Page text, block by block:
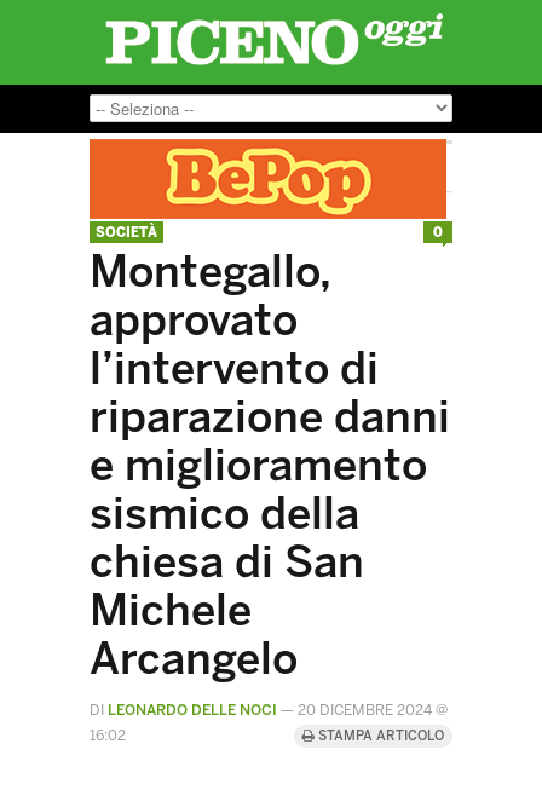
SOCIETÀ
Montegallo,
approvato
l’intervento di
riparazione danni
e miglioramento
sismico della
chiesa di San
Michele
Arcangelo
DI LEONARDO DELLE NOCI — 20 DICEMBRE 2024 @
16:02
STAMPA ARTICOLO
0